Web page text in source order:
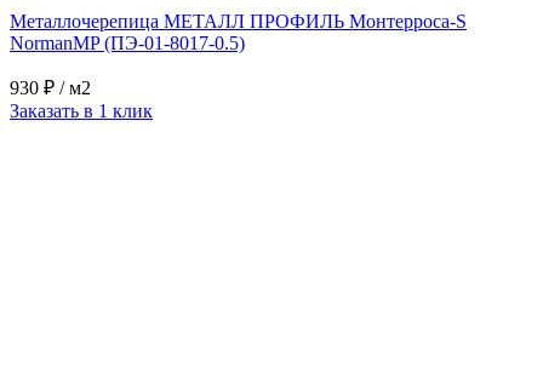
Металлочерепица МЕТАЛЛ ПРОФИЛЬ Монтерроса-S
NormanMP (ПЭ-01-8017-0.5)
930 ₽ / м2
Заказать в 1 клик